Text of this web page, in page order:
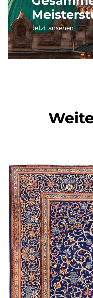
Jetzt ansehen